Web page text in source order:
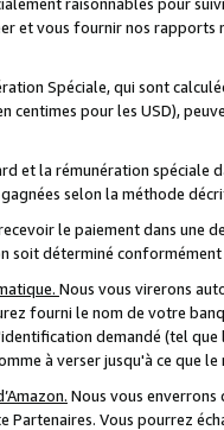
et vous fournir nos
Spéciale, qui sont
centimes pour les USD),
et la rémunération spéciale
selon la méthode
le paiement dans une
soit déterminé
Nous vous virerons
fourni le nom de votre
demandé (tel que
à verser jusqu'à ce que
Nous vous
Vous pourrez